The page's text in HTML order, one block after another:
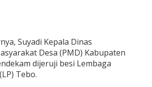
Suyadi Kepala Dinas
Desa (PMD) Kabupaten
dijeruji besi Lembaga
Tebo.